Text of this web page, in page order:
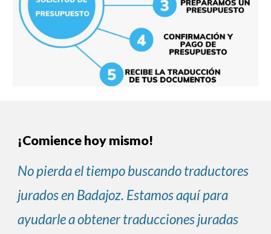
¡Comience hoy mismo!
No pierda el tiempo buscando traductores
jurados en Badajoz. Estamos aquí para
ayudarle a obtener traducciones juradas